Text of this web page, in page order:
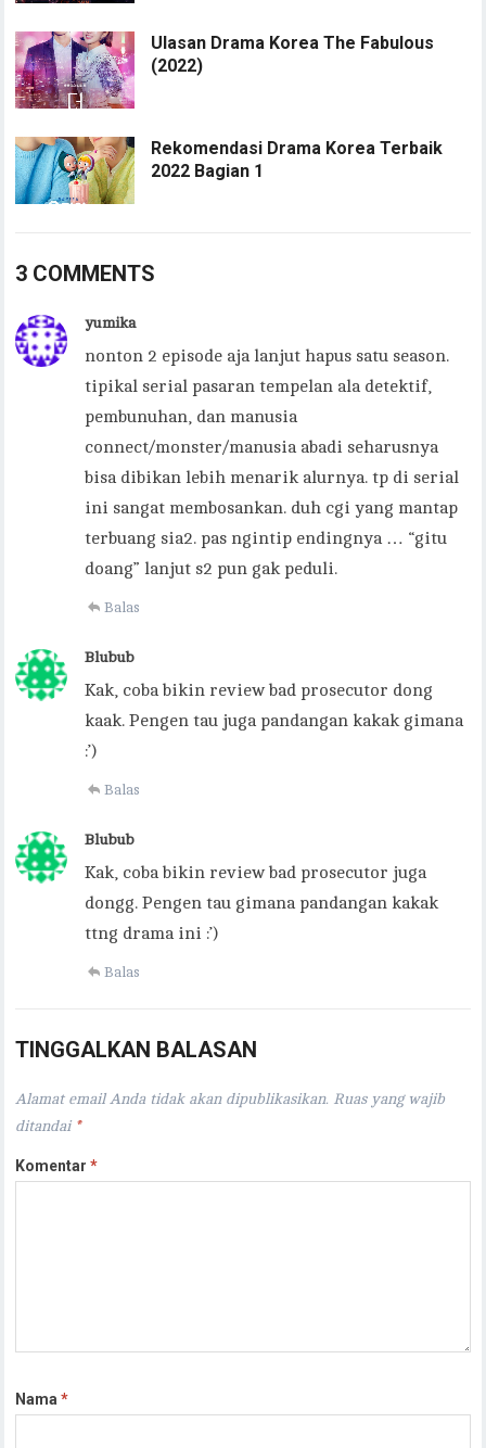
Ulasan Drama Korea The Fabulous
(2022)
Rekomendasi Drama Korea Terbaik
2022 Bagian 1
3 COMMENTS
yumika
nonton 2 episode aja lanjut hapus satu season.
tipikal serial pasaran tempelan ala detektif,
pembunuhan, dan manusia
connect/monster/manusia abadi seharusnya
bisa dibikan lebih menarik alurnya. tp di serial
ini sangat membosankan. duh cgi yang mantap
terbuang sia2. pas ngintip endingnya … “gitu
doang” lanjut s2 pun gak peduli.
Balas
Blubub
Kak, coba bikin review bad prosecutor dong
kaak. Pengen tau juga pandangan kakak gimana
:’)
Balas
Blubub
Kak, coba bikin review bad prosecutor juga
dongg. Pengen tau gimana pandangan kakak
ttng drama ini :’)
Balas
TINGGALKAN BALASAN
Alamat email Anda tidak akan dipublikasikan. Ruas yang wajib
ditandai *
Komentar*
Nama*